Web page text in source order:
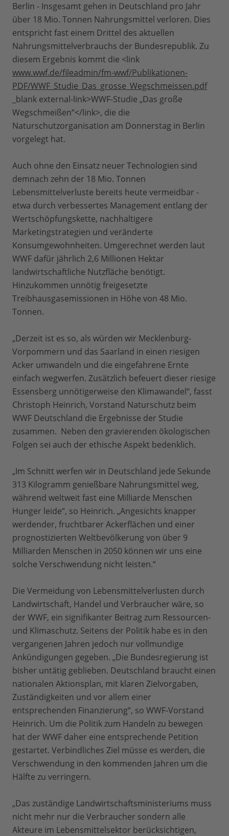
Berlin - Insgesamt gehen in Deutschland pro Jahr
über 18 Mio. Tonnen Nahrungsmittel verloren. Dies
entspricht fast einem Drittel des aktuellen
Nahrungsmittelverbrauchs der Bundesrepublik. Zu
diesem Ergebnis kommt die <link
www.wwf.de/fileadmin/fm-wwf/Publikationen-
PDF/WWF_Studie_Das_grosse_Wegschmeissen.pdf
_blank external-link>WWF-Studie „Das große
Wegschmeißen“</link>, die die
Naturschutzorganisation am Donnerstag in Berlin
vorgelegt hat.
Auch ohne den Einsatz neuer Technologien sind
demnach zehn der 18 Mio. Tonnen
Lebensmittelverluste bereits heute vermeidbar -
etwa durch verbessertes Management entlang der
Wertschöpfungskette, nachhaltigere
Marketingstrategien und veränderte
Konsumgewohnheiten. Umgerechnet werden laut
WWF dafür jährlich 2,6 Millionen Hektar
landwirtschaftliche Nutzfläche benötigt.
Hinzukommen unnötig freigesetzte
Treibhausgasemissionen in Höhe von 48 Mio.
Tonnen.
„Derzeit ist es so, als würden wir Mecklenburg-
Vorpommern und das Saarland in einen riesigen
Acker umwandeln und die eingefahrene Ernte
einfach wegwerfen. Zusätzlich befeuert dieser riesige
Essensberg unnötigerweise den Klimawandel“, fasst
Christoph Heinrich, Vorstand Naturschutz beim
WWF Deutschland die Ergebnisse der Studie
zusammen. Neben den gravierenden ökologischen
Folgen sei auch der ethische Aspekt bedenklich.
„Im Schnitt werfen wir in Deutschland jede Sekunde
313 Kilogramm genießbare Nahrungsmittel weg,
während weltweit fast eine Milliarde Menschen
Hunger leide“, so Heinrich. „Angesichts knapper
werdender, fruchtbarer Ackerflächen und einer
prognostizierten Weltbevölkerung von über 9
Milliarden Menschen in 2050 können wir uns eine
solche Verschwendung nicht leisten.“
Die Vermeidung von Lebensmittelverlusten durch
Landwirtschaft, Handel und Verbraucher wäre, so
der WWF, ein signifikanter Beitrag zum Ressourcen-
und Klimaschutz. Seitens der Politik habe es in den
vergangenen Jahren jedoch nur vollmundige
Ankündigungen gegeben. „Die Bundesregierung ist
bisher untätig geblieben. Deutschland braucht einen
nationalen Aktionsplan, mit klaren Zielvorgaben,
Zuständigkeiten und vor allem einer
entsprechenden Finanzierung“, so WWF-Vorstand
Heinrich. Um die Politik zum Handeln zu bewegen
hat der WWF daher eine entsprechende Petition
gestartet. Verbindliches Ziel müsse es werden, die
Verschwendung in den kommenden Jahren um die
Hälfte zu verringern.
„Das zuständige Landwirtschaftsministeriums muss
nicht mehr nur die Verbraucher sondern alle
Akteure im Lebensmittelsektor berücksichtigen,